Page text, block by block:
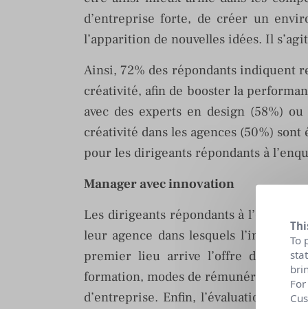
d’entreprise forte, de créer un
l’apparition de nouvelles idées. Il
Ainsi, 72% des répondants indiquent
créativité, afin de booster la
avec des experts en design (58%)
créativité dans les agences (50%)
pour les dirigeants répondants à
Manager avec innovation
Les dirigeants répondants à
leur agence dans lesquels
premier lieu arrive l’offre de
formation, modes de rémunérations),
d’entreprise. Enfin, l’évaluation des
To